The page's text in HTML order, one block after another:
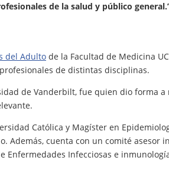
de la salud y público
del Adulto de la Facultad de Medicina
de distintas disciplinas.
de Vanderbilt, fue quien dio forma a
Católica y Magíster en
Además, cuenta con un comité asesor
Infecciosas e